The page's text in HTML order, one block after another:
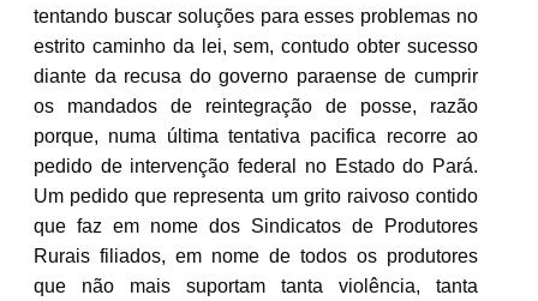
tentando buscar soluções para esses problemas no
estrito caminho da lei, sem, contudo obter sucesso
diante da recusa do governo paraense de cumprir
os mandados de reintegração de posse, razão
porque, numa última tentativa pacifica recorre ao
pedido de intervenção federal no Estado do Pará.
Um pedido que representa um grito raivoso contido
que faz em nome dos Sindicatos de Produtores
Rurais filiados, em nome de todos os produtores
que não mais suportam tanta violência, tanta